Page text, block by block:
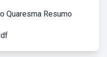
Quaresma Resumo